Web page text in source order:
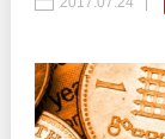
Projects in
Governance